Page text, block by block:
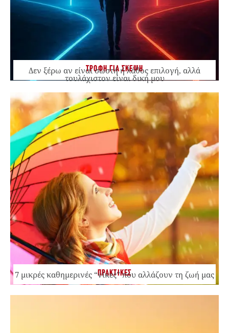
ΤΡΟΦΗ ΓΙΑ ΣΚΕΨΗ
Δεν ξέρω αν είναι σωστή ή λάθος επιλογή, αλλά
τουλάχιστον είναι δική μου
ΠΡΑΚΤΙΚΕΣ
7 μικρές καθημερινές “νίκες” που αλλάζουν τη ζωή μας